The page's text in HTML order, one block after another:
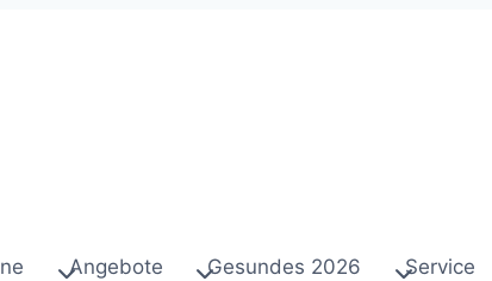
Angebote Gesundes 2026 Service